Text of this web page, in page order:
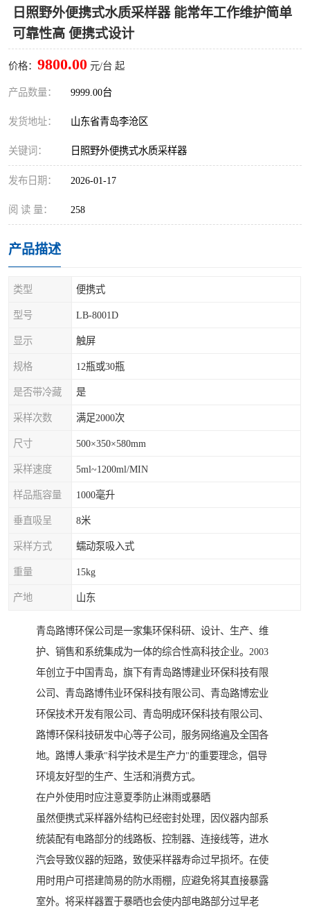
日照野外便携式水质采样器 能常年工作维护简单
可靠性高 便携式设计
价格： 9800.00 元/台 起
产品数量： 9999.00台
发货地址： 山东省青岛李沧区
关键词： 日照野外便携式水质采样器
发布日期： 2026-01-17
阅 读 量： 258
产品描述
类型 便携式
型号 LB-8001D
显示 触屏
规格 12瓶或30瓶
是否带冷藏 是
采样次数 满足2000次
尺寸 500×350×580mm
采样速度 5ml~1200ml/MIN
样品瓶容量 1000毫升
垂直吸呈 8米
采样方式 蠕动泵吸入式
重量 15kg
产地 山东
青岛路博环保公司是一家集环保科研、设计、生产、维
护、销售和系统集成为一体的综合性高科技企业。2003
年创立于中国青岛，旗下有青岛路博建业环保科技有限
公司、青岛路博伟业环保科技有限公司、青岛路博宏业
环保技术开发有限公司、青岛明成环保科技有限公司、
路博环保科技研发中心等子公司，服务网络遍及全国各
地。路博人秉承"科学技术是生产力"的重要理念，倡导
环境友好型的生产、生活和消费方式。
在户外使用时应注意夏季防止淋雨或暴晒
虽然便携式采样器外结构已经密封处理，因仪器内部系
统装配有电路部分的线路板、控制器、连接线等，进水
汽会导致仪器的短路，致使采样器寿命过早损坏。在使
用时用户可搭建简易的防水雨棚，应避免将其直接暴露
室外。将采样器置于暴晒也会使内部电路部分过早老
新宇宙仪器
烟尘净化器